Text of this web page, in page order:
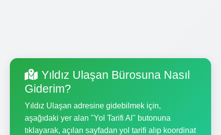
Yıldız Ulaşan Bürosuna Nasıl
Giderim?
Yıldız Ulaşan adresine gidebilmek için,
aşağıdaki yer alan "Yol Tarifi Al" butonuna
tıklayarak, açılan sayfadan yol tarifi alıp koordinat